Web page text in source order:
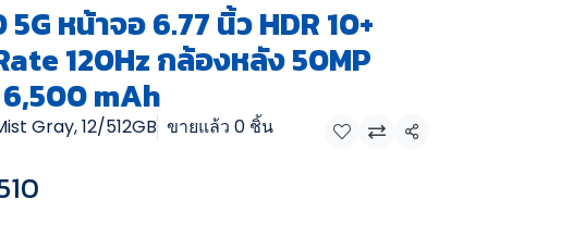
หน้าจอ 6.77 นิ้ว HDR 10+
120Hz กล้องหลัง 50MP
mAh
Gray, 12/512GB ขายแล้ว 0 ชิ้น
แชร์